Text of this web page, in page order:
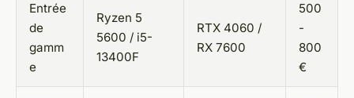
Entrée
de
gamm
e
Ryzen 5
5600 / i5-
13400F
RTX 4060 /
RX 7600
500
-
800
€